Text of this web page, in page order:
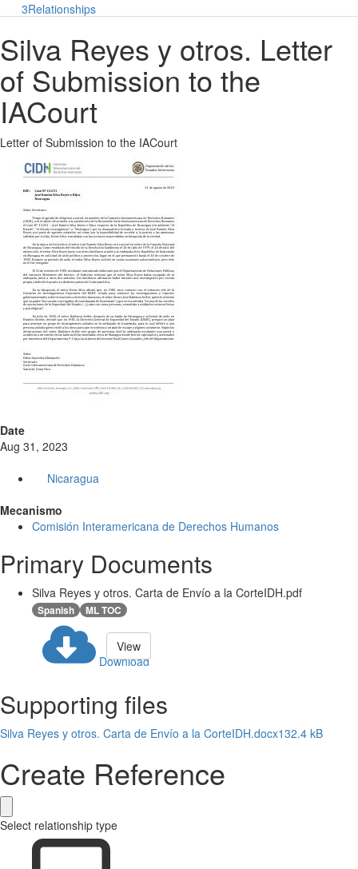
3Relationships
Silva Reyes y otros. Letter
of Submission to the
IACourt
Letter of Submission to the IACourt
Date
Aug 31, 2023
Nicaragua
Mecanismo
Comisión Interamericana de Derechos Humanos
Primary Documents
Silva Reyes y otros. Carta de Envío a la CorteIDH.pdf
Spanish ML TOC
Download
View
Supporting files
Silva Reyes y otros. Carta de Envío a la CorteIDH.docx132.4 kB
Create Reference
Select relationship type